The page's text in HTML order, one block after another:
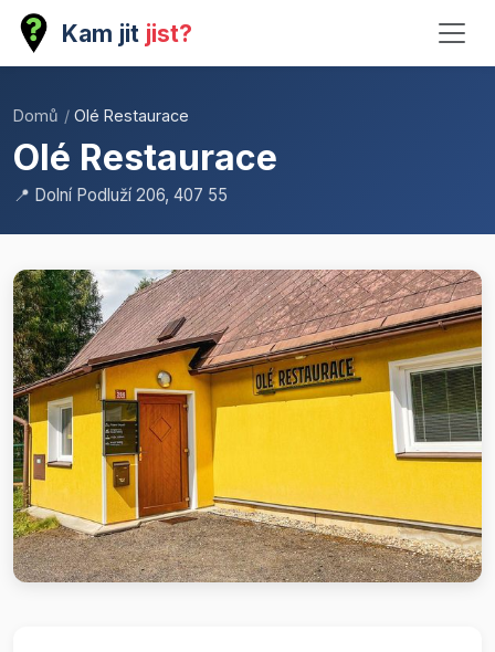
Kam jit jist?
Domů / Olé Restaurace
Olé Restaurace
📍 Dolní Podluží 206, 407 55